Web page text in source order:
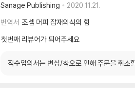
Sanage Publishing
2020.11.21.
번역서 조셉 머피 잠재의식의 힘
첫번째 리뷰어가 되어주세요
직수입외서는 변심/착오로 인해 주문을 취소